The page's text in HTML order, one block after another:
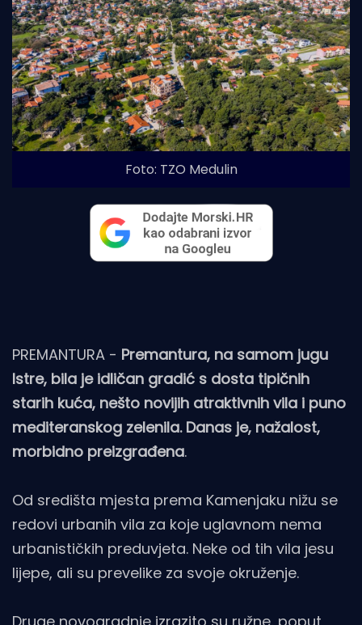
Foto: TZO Medulin
PREMANTURA - Premantura, na samom jugu
Istre, bila je idličan gradić s dosta tipičnih
starih kuća, nešto novijih atraktivnih vila i puno
mediteranskog zelenila. Danas je, nažalost,
morbidno preizgrađena.
Od središta mjesta prema Kamenjaku nižu se
redovi urbanih vila za koje uglavnom nema
urbanističkih preduvjeta. Neke od tih vila jesu
lijepe, ali su prevelike za svoje okruženje.